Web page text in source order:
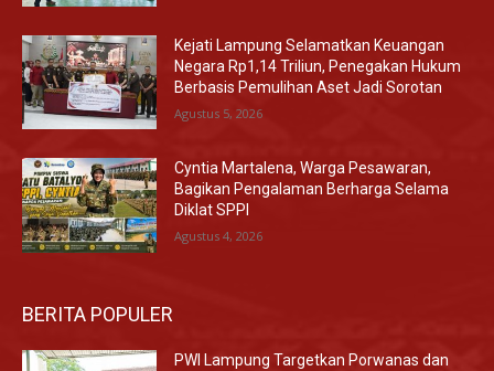
Kejati Lampung Selamatkan Keuangan
Negara Rp1,14 Triliun, Penegakan Hukum
Berbasis Pemulihan Aset Jadi Sorotan
Agustus 5, 2026
Cyntia Martalena, Warga Pesawaran,
Bagikan Pengalaman Berharga Selama
Diklat SPPI
Agustus 4, 2026
BERITA POPULER
PWI Lampung Targetkan Porwanas dan